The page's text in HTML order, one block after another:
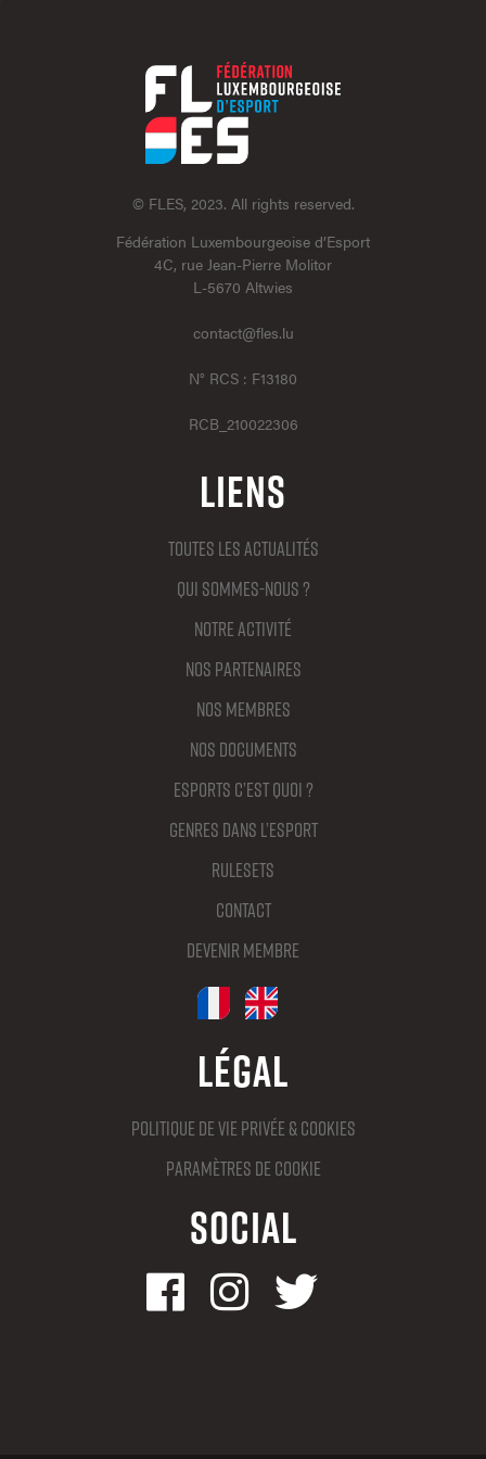
© FLES, 2023. All rights reserved.
Fédération Luxembourgeoise d’Esport
4C, rue Jean-Pierre Molitor
L-5670 Altwies
contact@fles.lu
N° RCS : F13180
RCB_210022306
Liens
Toutes les actualités
Qui sommes-nous ?
Notre activité
Nos partenaires
Nos membres
Nos documents
Esports c’est quoi ?
Genres dans l’Esport
Rulesets
Contact
Devenir membre
Légal
Politique de vie privée & cookies
Paramètres de cookie
Social